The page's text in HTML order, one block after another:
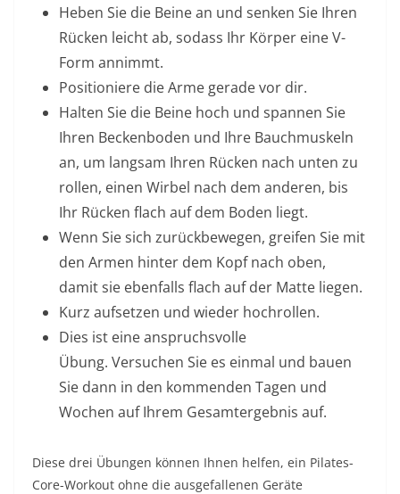
Heben Sie die Beine an und senken Sie Ihren
Rücken leicht ab, sodass Ihr Körper eine V-
Form annimmt.
Positioniere die Arme gerade vor dir.
Halten Sie die Beine hoch und spannen Sie
Ihren Beckenboden und Ihre Bauchmuskeln
an, um langsam Ihren Rücken nach unten zu
rollen, einen Wirbel nach dem anderen, bis
Ihr Rücken flach auf dem Boden liegt.
Wenn Sie sich zurückbewegen, greifen Sie mit
den Armen hinter dem Kopf nach oben,
damit sie ebenfalls flach auf der Matte liegen.
Kurz aufsetzen und wieder hochrollen.
Dies ist eine anspruchsvolle
Übung. Versuchen Sie es einmal und bauen
Sie dann in den kommenden Tagen und
Wochen auf Ihrem Gesamtergebnis auf.
Diese drei Übungen können Ihnen helfen, ein Pilates-
Core-Workout ohne die ausgefallenen Geräte